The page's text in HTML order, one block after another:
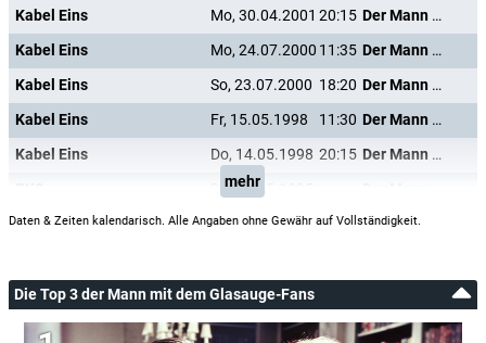
Kabel Eins
Mo, 30.04.2001 20:15
Der Mann mit dem Glasauge
Kabel Eins
Mo, 24.07.2000 11:35
Der Mann mit dem Glasauge
Kabel Eins
So, 23.07.2000 18:20
Der Mann mit dem Glasauge
Kabel Eins
Fr, 15.05.1998 11:30
Der Mann mit dem Glasauge
Kabel Eins
Do, 14.05.1998 20:15
Der Mann mit dem Glasauge
Do, 02.05.1985
mehr
Daten & Zeiten kalendarisch. Alle Angaben ohne Gewähr auf Vollständigkeit.
Die Top 3 der Mann mit dem Glasauge-Fans